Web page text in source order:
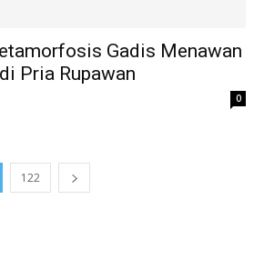
Gadis Menawan
Pria Rupawan
0
122